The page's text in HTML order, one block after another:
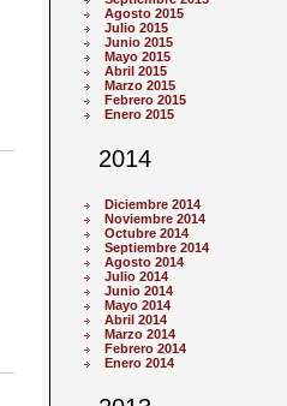
Agosto 2015
Julio 2015
Junio 2015
Mayo 2015
Abril 2015
Marzo 2015
Febrero 2015
Enero 2015
2014
Diciembre 2014
Noviembre 2014
Octubre 2014
Septiembre 2014
Agosto 2014
Julio 2014
Junio 2014
Mayo 2014
Abril 2014
Marzo 2014
Febrero 2014
Enero 2014